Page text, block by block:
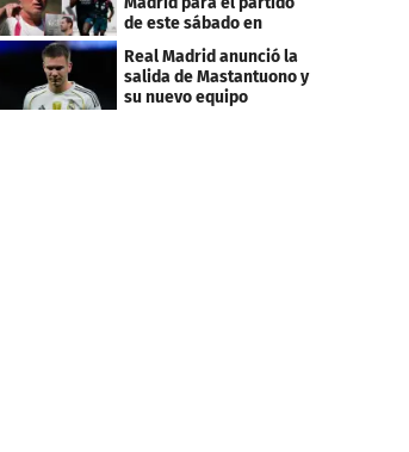
de este sábado en
Budapest
Real Madrid anunció la
salida de Mastantuono y
su nuevo equipo